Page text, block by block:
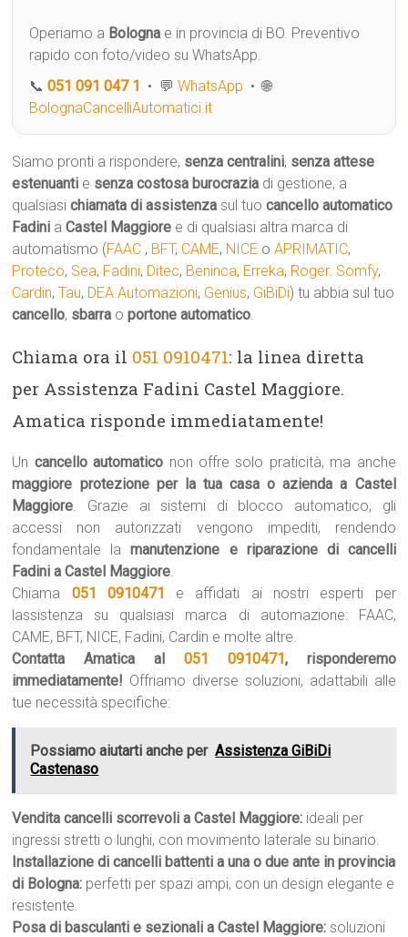
Operiamo a Bologna e in provincia di BO. Preventivo
rapido con foto/video su WhatsApp.
📞051 091 047 1 • 💬WhatsApp • 🌐
BolognaCancelliAutomatici.it
Siamo pronti a rispondere, senza centralini, senza attese
estenuanti e senza costosa burocrazia di gestione, a
qualsiasichiamata di assistenza sul tuocancello automatico
Fadini aCastel Maggiore e di qualsiasi altra marca di
automatismo (FAAC , BFT, CAME, NICE oAPRIMATIC,
Proteco, Sea, Fadini, Ditec, Beninca, Erreka, Roger. Somfy,
Cardin,Tau, DEA Automazioni, Genius, GiBiDi) tu abbia sul tuo
cancello, sbarra oportone automatico.
Chiama ora il 051 0910471: la linea diretta
per Assistenza Fadini Castel Maggiore.
Amatica risponde immediatamente!
Un cancello automatico non offre solo praticità, ma anche
maggiore protezione per la tua casa o azienda a Castel
Maggiore. Grazie ai sistemi di blocco automatico, gli
accessi non autorizzati vengono impediti, rendendo
fondamentale lamanutenzione e riparazione di cancelli
Fadini a Castel Maggiore.
Chiama 051 0910471
e affidati ai nostri esperti per
lassistenza su qualsiasi marca di automazione: FAAC,
CAME, BFT, NICE, Fadini, Cardin e molte altre.
Contatta Amatica al 051 0910471, risponderemo
immediatamente! Offriamo diverse soluzioni, adattabili alle
tue necessità specifiche:
Possiamo aiutarti anche per Assistenza GiBiDi
Castenaso
Vendita cancelli scorrevoli a Castel Maggiore: ideali per
ingressi stretti o lunghi, con movimento laterale su binario.
Installazione di cancelli battenti a una o due ante in provincia
di Bologna: perfetti per spazi ampi, con un design elegante e
resistente.
Posa di basculanti e sezionali a Castel Maggiore: soluzioni